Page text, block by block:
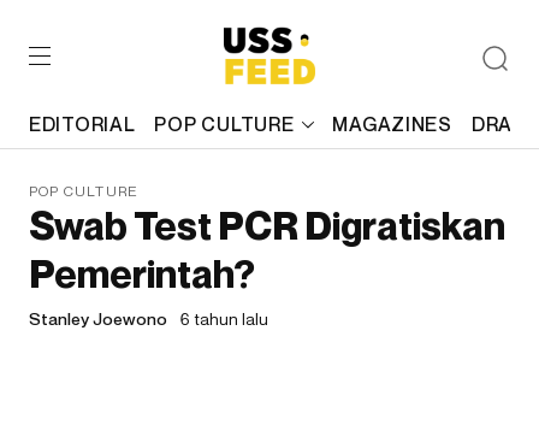
EDITORIAL POP CULTURE MAGAZINES
POP CULTURE
Swab Test PCR Digratiskan
Pemerintah?
Stanley Joewono 6 tahun lalu